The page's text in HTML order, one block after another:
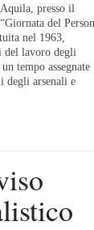
presso il
del
nel 1963,
del lavoro degli
tempo assegnate
degli arsenali e